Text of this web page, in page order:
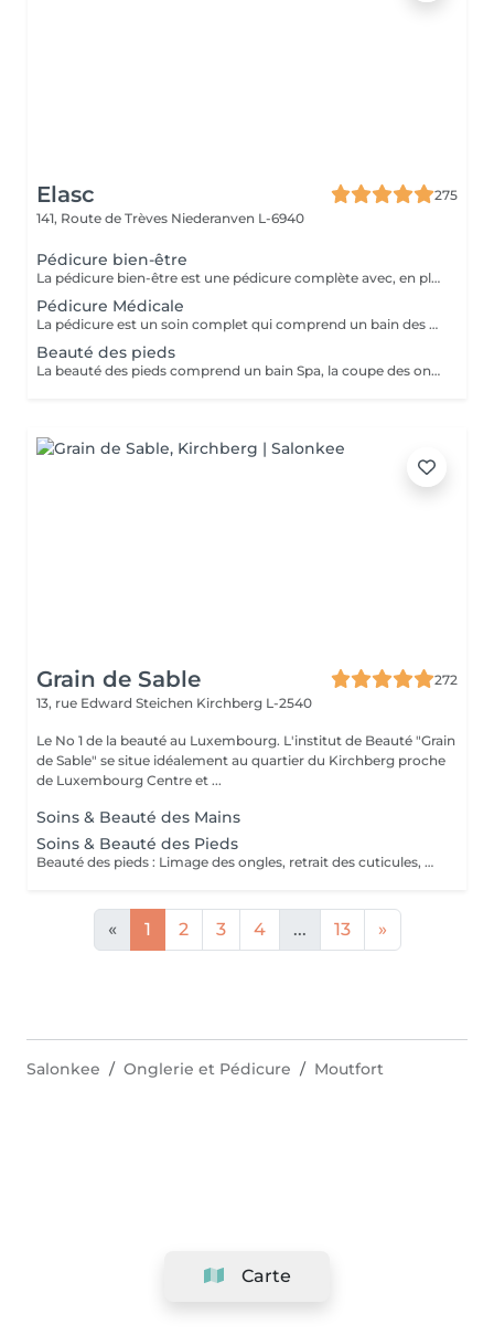
Elasc
275
141, Route de Trèves Niederanven L-6940
Pédicure bien-être
La pédicure bien-être est une pédicure complète avec, en plus, un gommage et une pause de masque.
Pédicure Médicale
La pédicure est un soin complet qui comprend un bain des pieds Spa, la coupe et le limage des ongles, la pousse et la coupe des cuticules, le traitement des ongles incarnés ainsi que celui des callosités et/ou des cors au credo, au bistouri, à la râpe et à la fraiseuse.
Beauté des pieds
La beauté des pieds comprend un bain Spa, la coupe des ongles, la pousse et la coupe des cuticules ainsi que le traitement des callosités à la râpe et à la fraiseuse.
Grain de Sable
272
13, rue Edward Steichen Kirchberg L-2540
Le No 1 de la beauté au Luxembourg. L'institut de Beauté "Grain
de Sable" se situe idéalement au quartier du Kirchberg proche
de Luxembourg Centre et ...
Soins & Beauté des Mains
Soins & Beauté des Pieds
Beauté des pieds : Limage des ongles, retrait des cuticules, utilisation de la râpe pour les callosités et massage avec crème hydratante. Pédicure : Beauté des pieds + traitement des ongles incarnés/infectés + utilisation du bistouri pour les callosités.
« 1 2 3 4 ... 13 »
Carte
Salonkee Onglerie et Pédicure Moutfort